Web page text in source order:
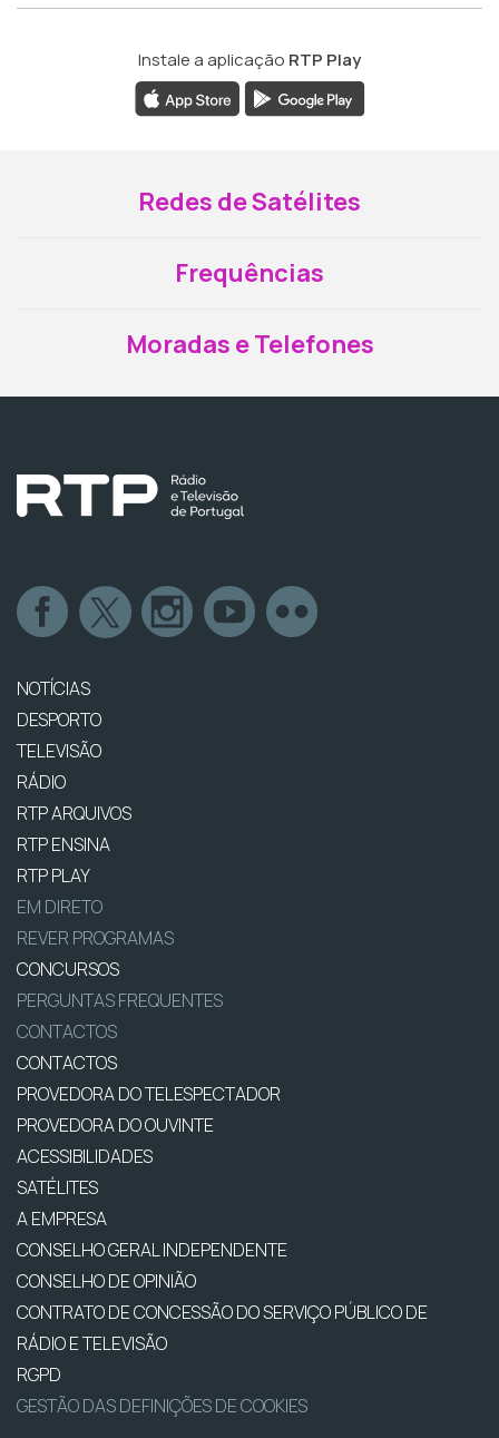
Instale a aplicação RTP Play
Redes de Satélites
Frequências
Moradas e Telefones
NOTÍCIAS
DESPORTO
TELEVISÃO
RÁDIO
RTP ARQUIVOS
RTP ENSINA
RTP PLAY
EM DIRETO
REVER PROGRAMAS
CONCURSOS
PERGUNTAS FREQUENTES
CONTACTOS
CONTACTOS
PROVEDORA DO TELESPECTADOR
PROVEDORA DO OUVINTE
ACESSIBILIDADES
SATÉLITES
A EMPRESA
CONSELHO GERAL INDEPENDENTE
CONSELHO DE OPINIÃO
CONTRATO DE CONCESSÃO DO SERVIÇO PÚBLICO DE
RÁDIO E TELEVISÃO
RGPD
GESTÃO DAS DEFINIÇÕES DE COOKIES